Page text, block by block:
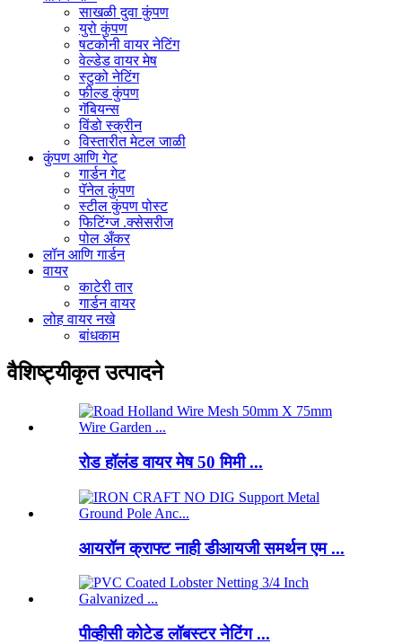
साखळी दुवा कुंपण
युरो कुंपण
षटकोनी वायर नेटिंग
वेल्डेड वायर मेष
स्टुको नेटिंग
फील्ड कुंपण
गॅबियन्स
विंडो स्क्रीन
विस्तारीत मेटल जाळी
कुंपण आणि गेट
गार्डन गेट
पॅनेल कुंपण
स्टील कुंपण पोस्ट
फिटिंग्ज .क्सेसरीज
पोल अँकर
लॉन आणि गार्डन
वायर
काटेरी तार
गार्डन वायर
लोह वायर नखे
बांधकाम
वैशिष्ट्यीकृत उत्पादने
रोड हॉलंड वायर मेष 50 मिमी ...
आयरॉन क्राफ्ट नाही डीआयजी समर्थन एम ...
पीव्हीसी कोटेड लॉबस्टर नेटिंग ...